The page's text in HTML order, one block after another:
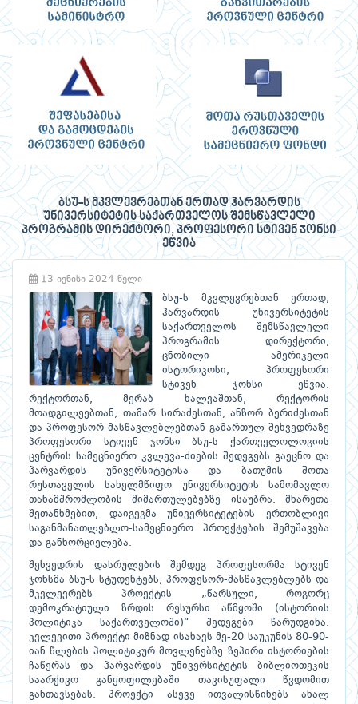
ბსუ-ს მკვლევრებთან ერთად ჰარვარდის
უნივერსიტეტის საქართველოს შემსწავლელი
პროგრამის დირექტორი, პროფესორი სტივენ ჯონსი
ეწვია
13 ივნისი 2024 წელი
ბსუ-ს მკვლევრებთან ერთად,
ჰარვარდის უნივერსიტეტის
საქართველოს შემსწავლელი
პროგრამის დირექტორი,
ცნობილი ამერიკელი
ისტორიკოსი, პროფესორი
სტივენ ჯონსი ეწვია.
რექტორთან, მერაბ ხალვაშთან, რექტორის
მოადგილეებთან, თამარ სირაძესთან, ანზორ ბერიძესთან
და პროფესორ-მასწავლებლებთან გამართულ შეხვედრაზე
პროფესორი სტივენ ჯონსი ბსუ-ს ქართველოლოგიის
ცენტრის სამეცნიერო კვლევა-ძიების შედეგებს გაეცნო და
ჰარვარდის უნივერსიტეტისა და ბათუმის შოთა
რუსთაველის სახელმწიფო უნივერსიტეტის სამომავლო
თანამშრომლობის მიმართულებებზე ისაუბრა. მხარეთა
შეთანხმებით, დაიგეგმა უნივერსიტეტების ერთობლივი
საგანმანათლებლო-სამეცნიერო პროექტების შემუშავება
და განხორციელება.
შეხვედრის დასრულების შემდეგ პროფესორმა სტივენ
ჯონსმა ბსუ-ს სტუდენტებს, პროფესორ-მასწავლებლებს და
მკვლევრებს პროექტის „წარსული, როგორც
დემოკრატიული ზრდის რესურსი აწმყოში (ისტორიის
პოლიტიკა საქართველოში)“ შედეგები წარუდგინა.
კვლევითი პროექტი მიზნად ისახავს მე-20 საუკუნის 80-90-
იან წლების პოლიტიკურ მოვლენებზე ზეპირი ისტორიების
ჩაწერას და ჰარვარდის უნივერსიტეტის ბიბლიოთეკის
საარქივო განყოფილებაში თავისუფალი წვდომით
განთავსებას. პროექტი ასევე ითვალისწინებს ახალ